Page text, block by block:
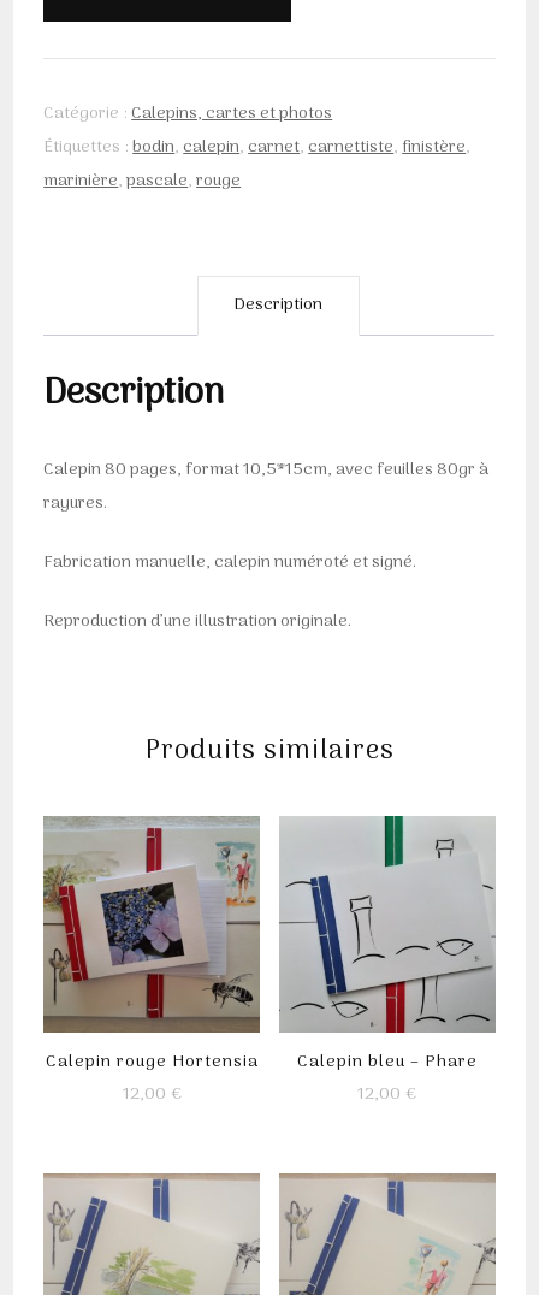
Catégorie :Calepins, cartes et photos
Étiquettes :bodin,calepin,carnet,carnettiste,finistère,
marinière,pascale,rouge
Description
Description
Calepin 80 pages, format 10,5*15cm, avec feuilles 80gr à
rayures.
Fabrication manuelle, calepin numéroté et signé.
Reproduction d’une illustration originale.
Produits similaires
Calepin rouge Hortensia
12,00 €
Calepin bleu – Phare
12,00 €